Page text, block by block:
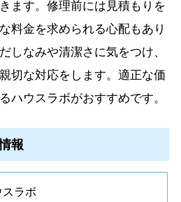
ます。修理前には見積もりを
料金を求められる心配もあり
しなみや清潔さに気をつけ、
切な対応をします。適正な価
ハウスラボがおすすめです。
報
ラボ